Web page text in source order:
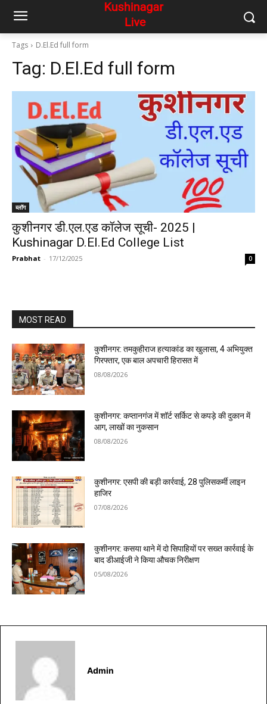
Tags D.El.Ed full form
Tag: D.El.Ed full form
ब्लॉग
कुशीनगर डी.एल.एड कॉलेज सूची- 2025 |
Kushinagar D.El.Ed College List
Prabhat - 17/12/2025 0
MOST READ
कुशीनगर: तमकुहीराज हत्याकांड का खुलासा, 4 अभियुक्त
गिरफ्तार, एक बाल अपचारी हिरासत में
08/08/2026
कुशीनगर: कप्तानगंज में शॉर्ट सर्किट से कपड़े की दुकान में
आग, लाखों का नुकसान
08/08/2026
कुशीनगर: एसपी की बड़ी कार्रवाई, 28 पुलिसकर्मी लाइन
हाजिर
07/08/2026
कुशीनगर: कसया थाने में दो सिपाहियों पर सख्त कार्रवाई के
बाद डीआईजी ने किया औचक निरीक्षण
05/08/2026
Admin